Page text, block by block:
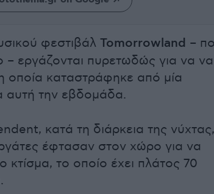
φεστιβάλ Tomorrowland –
– εργάζονται πυρετωδώς για να να
οποία καταστράφηκε από μία
αυτή την εβδομάδα.
κατά τη διάρκεια της νύχτας,
έφτασαν στον χώρο για να
κτίσμα, το οποίο έχει πλάτος 70